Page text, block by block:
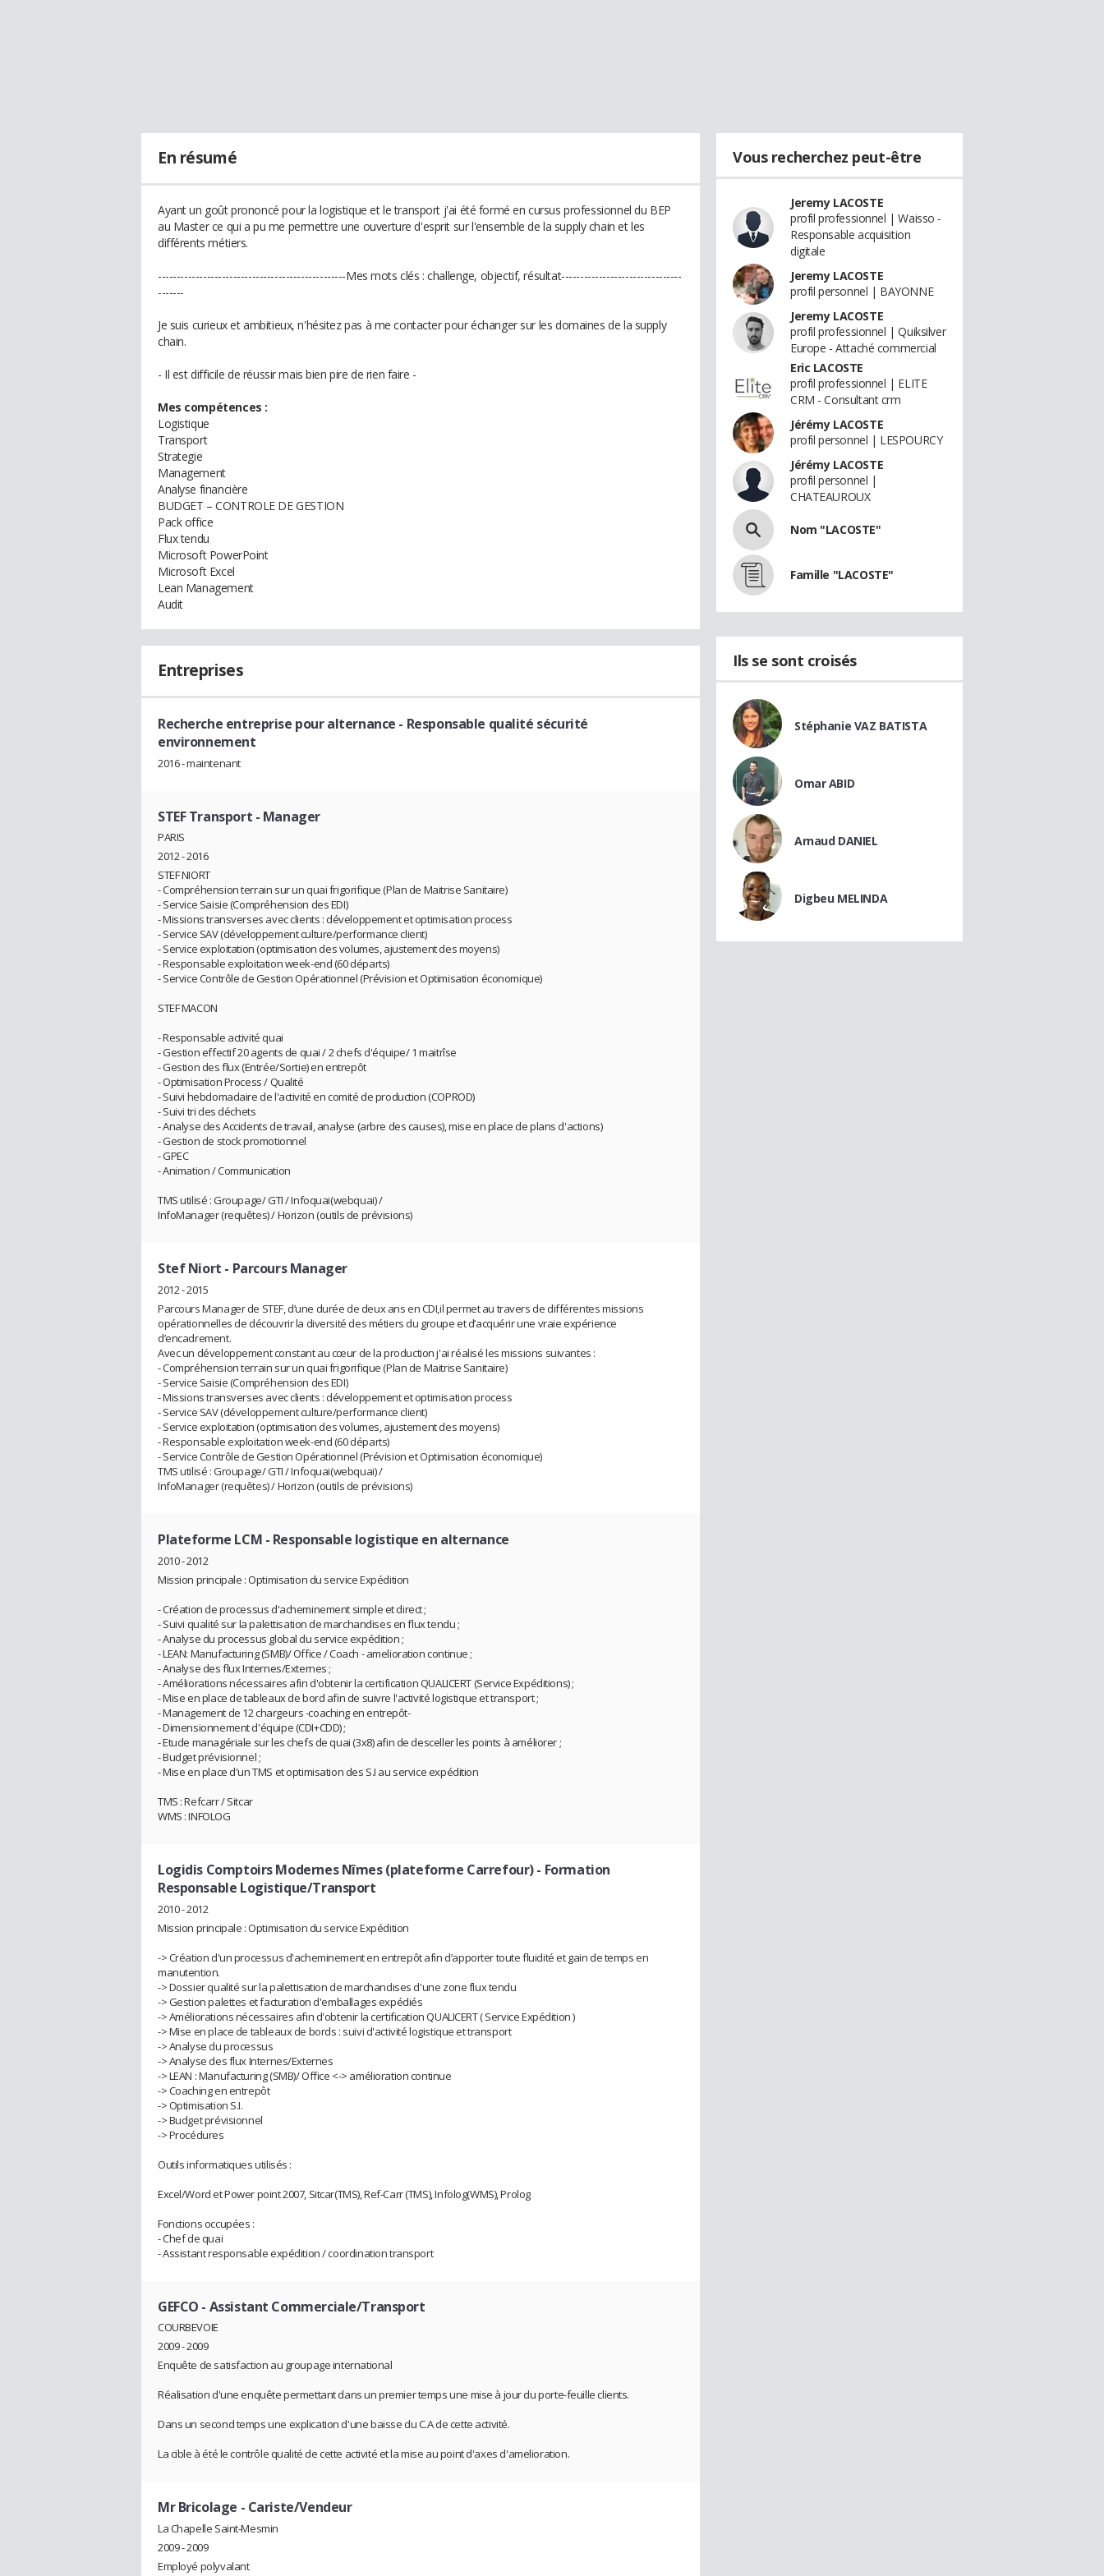
En résumé
Ayant un goût prononcé pour la logistique et le transport j'ai été formé en cursus professionnel du BEP
au Master ce qui a pu me permettre une ouverture d'esprit sur l'ensemble de la supply chain et les
différents métiers.
--------------------------------------------------Mes mots clés : challenge, objectif, résultat--------------------------------
-------
Je suis curieux et ambitieux, n'hésitez pas à me contacter pour échanger sur les domaines de la supply
chain.
- Il est difficile de réussir mais bien pire de rien faire -
Mes compétences :
Logistique
Transport
Strategie
Management
Analyse financière
BUDGET – CONTROLE DE GESTION
Pack office
Flux tendu
Microsoft PowerPoint
Microsoft Excel
Lean Management
Audit
Entreprises
Recherche entreprise pour alternance - Responsable qualité sécurité
environnement
2016 - maintenant
STEF Transport - Manager
PARIS
2012 - 2016
STEF NIORT
- Compréhension terrain sur un quai frigorifique (Plan de Maitrise Sanitaire)
- Service Saisie (Compréhension des EDI)
- Missions transverses avec clients : développement et optimisation process
- Service SAV (développement culture/performance client)
- Service exploitation (optimisation des volumes, ajustement des moyens)
- Responsable exploitation week-end (60 départs)
- Service Contrôle de Gestion Opérationnel (Prévision et Optimisation économique)
STEF MACON
- Responsable activité quai
- Gestion effectif 20 agents de quai / 2 chefs d'équipe/ 1 maitrîse
- Gestion des flux (Entrée/Sortie) en entrepôt
- Optimisation Process / Qualité
- Suivi hebdomadaire de l'activité en comité de production (COPROD)
- Suivi tri des déchets
- Analyse des Accidents de travail, analyse (arbre des causes), mise en place de plans d'actions)
- Gestion de stock promotionnel
- GPEC
- Animation / Communication
TMS utilisé : Groupage/ GTI / Infoquai(webquai) /
InfoManager (requêtes) / Horizon (outils de prévisions)
Stef Niort - Parcours Manager
2012 - 2015
Parcours Manager de STEF, d’une durée de deux ans en CDI,il permet au travers de différentes missions
opérationnelles de découvrir la diversité des métiers du groupe et d’acquérir une vraie expérience
d’encadrement.
Avec un développement constant au cœur de la production j'ai réalisé les missions suivantes :
- Compréhension terrain sur un quai frigorifique (Plan de Maitrise Sanitaire)
- Service Saisie (Compréhension des EDI)
- Missions transverses avec clients : développement et optimisation process
- Service SAV (développement culture/performance client)
- Service exploitation (optimisation des volumes, ajustement des moyens)
- Responsable exploitation week-end (60 départs)
- Service Contrôle de Gestion Opérationnel (Prévision et Optimisation économique)
TMS utilisé : Groupage/ GTI / Infoquai(webquai) /
InfoManager (requêtes) / Horizon (outils de prévisions)
Plateforme LCM - Responsable logistique en alternance
2010 - 2012
Mission principale : Optimisation du service Expédition
- Création de processus d'acheminement simple et direct ;
- Suivi qualité sur la palettisation de marchandises en flux tendu ;
- Analyse du processus global du service expédition ;
- LEAN: Manufacturing (SMB)/ Office / Coach - amelioration continue ;
- Analyse des flux Internes/Externes ;
- Améliorations nécessaires afin d'obtenir la certification QUALICERT (Service Expéditions) ;
- Mise en place de tableaux de bord afin de suivre l'activité logistique et transport ;
- Management de 12 chargeurs -coaching en entrepôt-
- Dimensionnement d'équipe (CDI+CDD) ;
- Etude managériale sur les chefs de quai (3x8) afin de desceller les points à améliorer ;
- Budget prévisionnel ;
- Mise en place d'un TMS et optimisation des S.I au service expédition
TMS : Refcarr / Sitcar
WMS : INFOLOG
Logidis Comptoirs Modernes Nîmes (plateforme Carrefour)- Formation
Responsable Logistique/Transport
2010 - 2012
Mission principale : Optimisation du service Expédition
-> Création d'un processus d'acheminement en entrepôt afin d’apporter toute fluidité et gain de temps en
manutention.
-> Dossier qualité sur la palettisation de marchandises d'une zone flux tendu
-> Gestion palettes et facturation d'emballages expédiés
-> Améliorations nécessaires afin d'obtenir la certification QUALICERT ( Service Expédition )
-> Mise en place de tableaux de bords : suivi d'activité logistique et transport
-> Analyse du processus
-> Analyse des flux Internes/Externes
-> LEAN : Manufacturing (SMB)/ Office <-> amélioration continue
-> Coaching en entrepôt
-> Optimisation S.I.
-> Budget prévisionnel
-> Procédures
Outils informatiques utilisés :
Excel/Word et Power point 2007, Sitcar(TMS), Ref-Carr (TMS), Infolog(WMS), Prolog
Fonctions occupées :
- Chef de quai
- Assistant responsable expédition / coordination transport
GEFCO - Assistant Commerciale/Transport
COURBEVOIE
2009 - 2009
Enquête de satisfaction au groupage international
Réalisation d'une enquête permettant dans un premier temps une mise à jour du porte-feuille clients.
Dans un second temps une explication d'une baisse du C.A de cette activité.
La cible à été le contrôle qualité de cette activité et la mise au point d'axes d'amelioration.
Mr Bricolage - Cariste/Vendeur
La Chapelle Saint-Mesmin
2009 - 2009
Employé polyvalant
Vous recherchez peut-être
Jeremy LACOSTE
profil professionnel | Waisso -
Responsable acquisition
digitale
Jeremy LACOSTE
profil personnel | BAYONNE
Jeremy LACOSTE
profil professionnel | Quiksilver
Europe - Attaché commercial
Eric LACOSTE
profil professionnel | ELITE
CRM - Consultant crm
Jérémy LACOSTE
profil personnel | LESPOURCY
Jérémy LACOSTE
profil personnel |
CHATEAUROUX
Nom "LACOSTE"
Famille "LACOSTE"
Ils se sont croisés
Stéphanie VAZ BATISTA
Omar ABID
Arnaud DANIEL
Digbeu MELINDA